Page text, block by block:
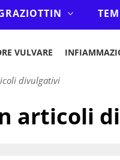
VULVARE
divulgativi
articoli